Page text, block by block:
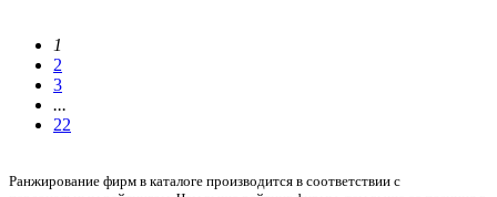
1
2
3
...
22
Ранжирование фирм в каталоге производится в соответствии с